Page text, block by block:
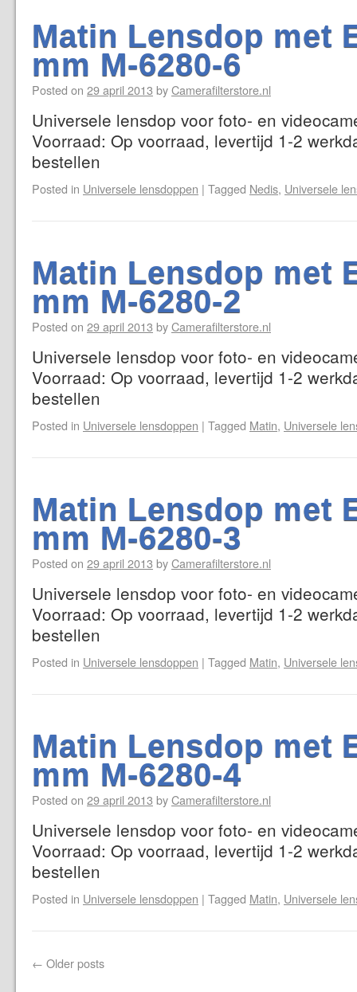
Matin Lensdop met
mm M-6280-6
Posted on 29 april 2013 byCamerafilterstore.nl
Universele lensdop voor foto- en
Voorraad: Op voorraad, levertijd 1-2
bestellen
Posted in Universele lensdoppen | Tagged Nedis, Universele
Matin Lensdop met
mm M-6280-2
Posted on 29 april 2013 byCamerafilterstore.nl
Universele lensdop voor foto- en
Voorraad: Op voorraad, levertijd 1-2
bestellen
Posted in Universele lensdoppen | Tagged Matin, Universele
Matin Lensdop met
mm M-6280-3
Posted on 29 april 2013 byCamerafilterstore.nl
Universele lensdop voor foto- en
Voorraad: Op voorraad, levertijd 1-2
bestellen
Posted in Universele lensdoppen | Tagged Matin, Universele
Matin Lensdop met
mm M-6280-4
Posted on 29 april 2013 byCamerafilterstore.nl
Universele lensdop voor foto- en
Voorraad: Op voorraad, levertijd 1-2
bestellen
Posted in Universele lensdoppen | Tagged Matin, Universele
← Older posts